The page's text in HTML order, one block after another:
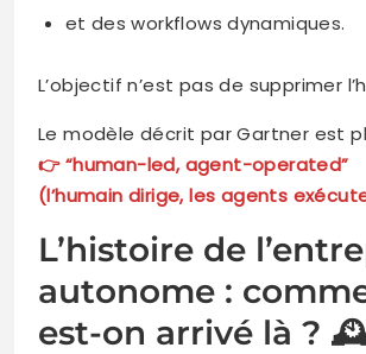
et des workflows dynamiques.
L’objectif n’est pas de supprimer
Le modèle décrit par Gartner est
👉 “human-led, agent-operated”
(l’humain dirige, les agents
L’histoire de
autonome :
est-on arrivé là ?